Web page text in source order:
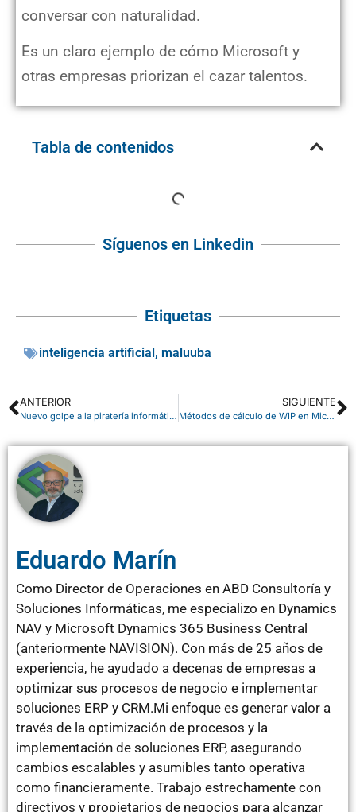
conversar con naturalidad.
Es un claro ejemplo de cómo Microsoft y
otras empresas priorizan el cazar talentos.
Tabla de contenidos
Síguenos en Linkedin
Etiquetas
inteligencia artificial , maluuba
ANTERIOR
Nuevo golpe a la piratería informática
SIGUIENTE
Métodos de cálculo de WIP en Microsoft Dynamics NAV
Eduardo Marín
Como Director de Operaciones en ABD Consultoría y
Soluciones Informáticas, me especializo en Dynamics
NAV y Microsoft Dynamics 365 Business Central
(anteriormente NAVISION). Con más de 25 años de
experiencia, he ayudado a decenas de empresas a
optimizar sus procesos de negocio e implementar
soluciones ERP y CRM.Mi enfoque es generar valor a
través de la optimización de procesos y la
implementación de soluciones ERP, asegurando
cambios escalables y asumibles tanto operativa
como financieramente. Trabajo estrechamente con
directivos y propietarios de negocios para alcanzar